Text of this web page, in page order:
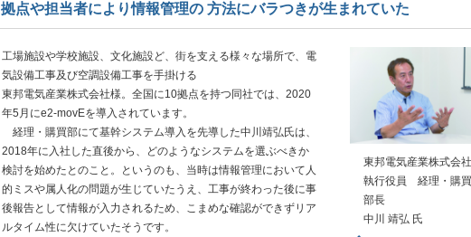
拠点や担当者により情報管理の 方法にバラつきが生まれていた
工場施設や学校施設、文化施設ど、街を支える様々な場所で、電
気設備工事及び空調設備工事を手掛ける
東邦電気産業株式会社様。全国に10拠点を持つ同社では、2020
年5月にe2-movEを導入されています。
経理・購買部にて基幹システム導入を先導した中川靖弘氏は、
2018年に入社した直後から、どのようなシステムを選ぶべきか
検討を始めたとのこと。というのも、当時は情報管理において人
的ミスや属人化の問題が生じていたうえ、工事が終わった後に事
後報告として情報が入力されるため、こまめな確認ができずリア
ルタイム性に欠けていたそうです。
東邦電気産業株式会社
執行役員 経理・購買
部長
中川 靖弘 氏